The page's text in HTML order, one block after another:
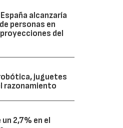
alcanzaría
personas en
del
juguetes
razonamiento
2,7% en el